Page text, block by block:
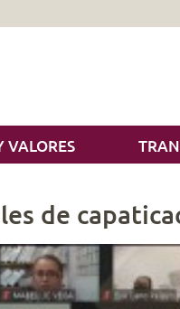
VALORES
de